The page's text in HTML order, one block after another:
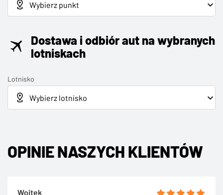
Dostawa i odbiór aut na wybranych
lotniskach
Lotnisko
OPINIE NASZYCH KLIENTÓW
Wojtek